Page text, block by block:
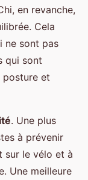
en revanche,
Cela
ne sont pas
qui sont
posture et
. Une plus
à prévenir
sur le vélo et à
Une meilleure